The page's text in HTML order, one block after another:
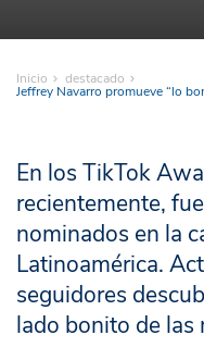
Inicio destacado
Jeffrey Navarro promueve “lo
En los TikTok
recientemente,
nominados en la
Latinoamérica.
seguidores
lado bonito de las